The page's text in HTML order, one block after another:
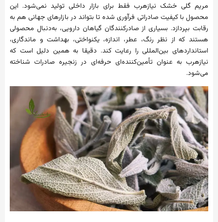
مریم گلی خشک نیازهرب فقط برای بازار داخلی تولید نمی‌شود. این
محصول با کیفیت صادراتی فرآوری شده تا بتواند در بازارهای جهانی هم به
رقابت بپردازد. بسیاری از صادرکنندگان گیاهان دارویی، به‌دنبال محصولی
هستند که از نظر رنگ، عطر، اندازه، یکنواختی، بهداشت و ماندگاری،
استانداردهای بین‌المللی را رعایت کند. دقیقا به همین دلیل است که
نیازهرب به عنوان تأمین‌کننده‌ای حرفه‌ای در زنجیره صادرات شناخته
می‌شود.